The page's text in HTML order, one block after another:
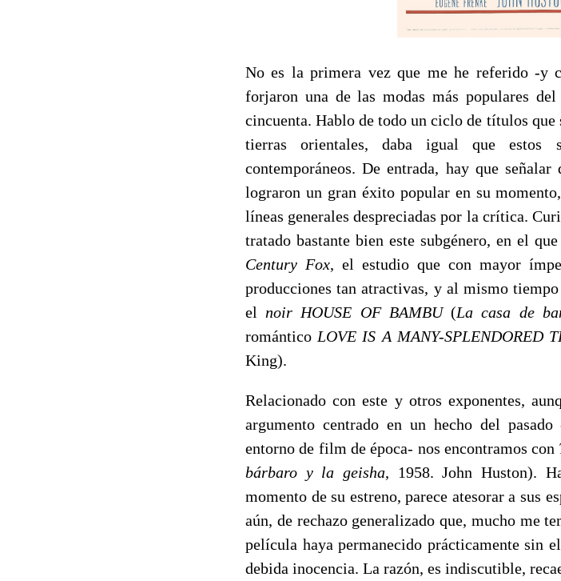
No es la primera vez que me he referido -y
forjaron una de las modas más populares
cincuenta. Hablo de todo un ciclo de títulos que
tierras orientales, daba igual que estos
contemporáneos. De entrada, hay que
lograron un gran éxito popular en su
líneas generales despreciadas por la crítica.
tratado bastante bien este subgénero, en el
Century Fox, el estudio que con mayor
producciones tan atractivas, y al mismo
el noir HOUSE OF BAMBU(La casa de
romántico LOVE IS A MANY-SPLENDORED
King).
Relacionado con este y otros exponentes,
argumento centrado en un hecho del
entorno de film de época- nos encontramos con
bárbaro y la geisha, 1958. John Huston).
momento de su estreno, parece atesorar a sus
aún, de rechazo generalizado que, mucho me
película haya permanecido prácticamente sin
debida inocencia. La razón, es indiscutible,